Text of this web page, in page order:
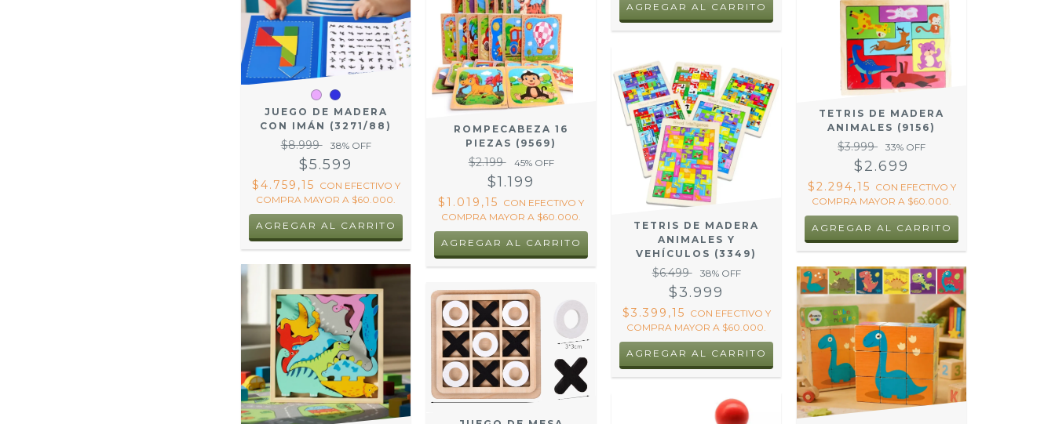
AGREGAR AL CARRITO
JUEGO DE MADERA
CON IMÁN (3271/88)
$8.999 38% OFF
$5.599
$4.759,15 CON EFECTIVO Y
COMPRA MAYOR A $60.000.
AGREGAR AL CARRITO
ROMPECABEZA 16
PIEZAS (9569)
$2.199 45% OFF
$1.199
$1.019,15 CON EFECTIVO Y
COMPRA MAYOR A $60.000.
AGREGAR AL CARRITO
TETRIS DE MADERA
ANIMALES Y
VEHÍCULOS (3349)
$6.499 38% OFF
$3.999
$3.399,15 CON EFECTIVO Y
COMPRA MAYOR A $60.000.
AGREGAR AL CARRITO
TETRIS DE MADERA
ANIMALES (9156)
$3.999 33% OFF
$2.699
$2.294,15 CON EFECTIVO Y
COMPRA MAYOR A $60.000.